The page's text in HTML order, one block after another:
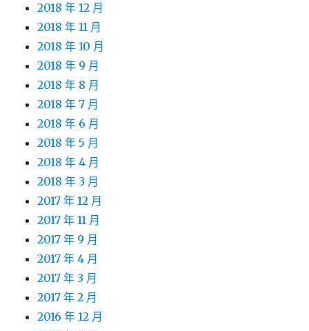
2018 年 12 月
2018 年 11 月
2018 年 10 月
2018 年 9 月
2018 年 8 月
2018 年 7 月
2018 年 6 月
2018 年 5 月
2018 年 4 月
2018 年 3 月
2017 年 12 月
2017 年 11 月
2017 年 9 月
2017 年 4 月
2017 年 3 月
2017 年 2 月
2016 年 12 月